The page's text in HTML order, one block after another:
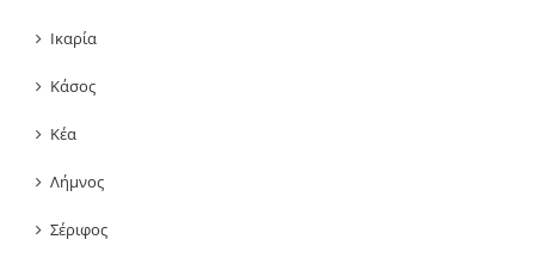
Ικαρία
Κάσος
Κέα
Λήμνος
Σέριφος